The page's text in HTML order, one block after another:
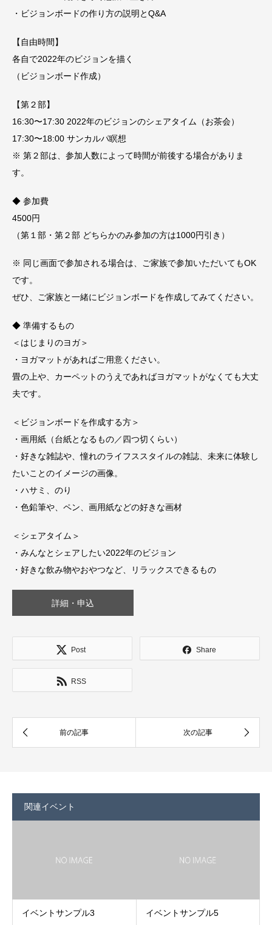
・ビジョンボードの作り方の説明とQ&A
【自由時間】
各自で2022年のビジョンを描く
（ビジョンボード作成）
【第２部】
16:30〜17:30 2022年のビジョンのシェアタイム（お茶会）
17:30〜18:00 サンカルパ瞑想
※ 第２部は、参加人数によって時間が前後する場合がありま
す。
◆ 参加費
4500円
（第１部・第２部 どちらかのみ参加の方は1000円引き）
※ 同じ画面で参加される場合は、ご家族で参加いただいてもOK
です。
ぜひ、ご家族と一緒にビジョンボードを作成してみてください。
◆ 準備するもの
＜はじまりのヨガ＞
・ヨガマットがあればご用意ください。
畳の上や、カーペットのうえであればヨガマットがなくても大丈
夫です。
＜ビジョンボードを作成する方＞
・画用紙（台紙となるもの／四つ切くらい）
・好きな雑誌や、憧れのライフススタイルの雑誌、未来に体験し
たいことのイメージの画像。
・ハサミ、のり
・色鉛筆や、ペン、画用紙などの好きな画材
＜シェアタイム＞
・みんなとシェアしたい2022年のビジョン
・好きな飲み物やおやつなど、リラックスできるもの
詳細・申込
Post Share
RSS
関連イベント
イベントサンプル3 イベントサンプル5